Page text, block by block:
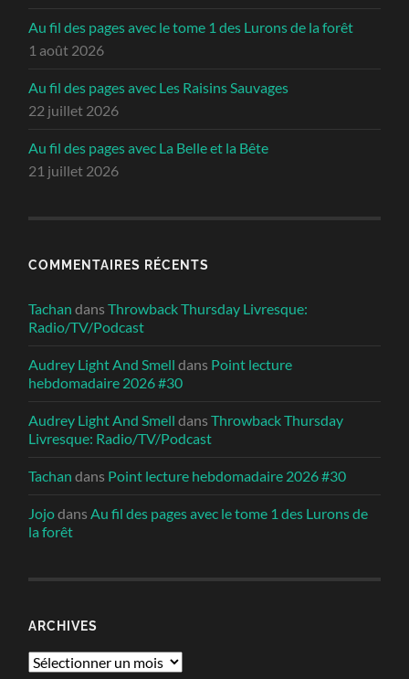
Au fil des pages avec le tome 1 des Lurons de la forêt
1 août 2026
Au fil des pages avec Les Raisins Sauvages
22 juillet 2026
Au fil des pages avec La Belle et la Bête
21 juillet 2026
COMMENTAIRES RÉCENTS
Tachan dansThrowback Thursday Livresque:
Radio/TV/Podcast
Audrey Light And Smell dans Point lecture
hebdomadaire 2026 #30
Audrey Light And Smell dansThrowback Thursday
Livresque: Radio/TV/Podcast
Tachan dans Point lecture hebdomadaire 2026 #30
JojodansAu fil des pages avec le tome 1 des Lurons de
la forêt
ARCHIVES
Archives